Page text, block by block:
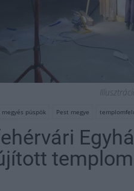
püspök Pest megye